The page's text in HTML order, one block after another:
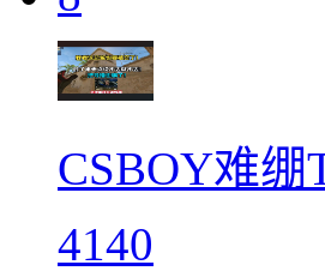
CSBOY难
4140